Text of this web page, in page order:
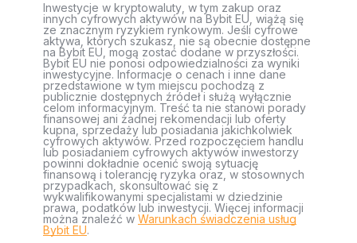
Inwestycje w kryptowaluty, w tym zakup oraz
innych cyfrowych aktywów na Bybit EU, wiążą się
ze znacznym ryzykiem rynkowym. Jeśli cyfrowe
aktywa, których szukasz, nie są obecnie dostępne
na Bybit EU, mogą zostać dodane w przyszłości.
Bybit EU nie ponosi odpowiedzialności za wyniki
inwestycyjne. Informacje o cenach i inne dane
przedstawione w tym miejscu pochodzą z
publicznie dostępnych źródeł i służą wyłącznie
celom informacyjnym. Treść ta nie stanowi porady
finansowej ani żadnej rekomendacji lub oferty
kupna, sprzedaży lub posiadania jakichkolwiek
cyfrowych aktywów. Przed rozpoczęciem handlu
lub posiadaniem cyfrowych aktywów inwestorzy
powinni dokładnie ocenić swoją sytuację
finansową i tolerancję ryzyka oraz, w stosownych
przypadkach, skonsultować się z
wykwalifikowanymi specjalistami w dziedzinie
prawa, podatków lub inwestycji. Więcej informacji
można znaleźć w Warunkach świadczenia usług
Bybit EU.